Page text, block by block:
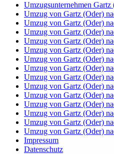
Umzugsunternehmen Gartz
Umzug von Gartz (Oder)
Umzug von Gartz (Oder)
Umzug von Gartz (Oder)
Umzug von Gartz (Oder)
Umzug von Gartz (Oder)
Umzug von Gartz (Oder)
Umzug von Gartz (Oder)
Umzug von Gartz (Oder)
Umzug von Gartz (Oder)
Umzug von Gartz (Oder)
Umzug von Gartz (Oder)
Umzug von Gartz (Oder)
Umzug von Gartz (Oder)
Umzug von Gartz (Oder)
Impressum
Datenschutz